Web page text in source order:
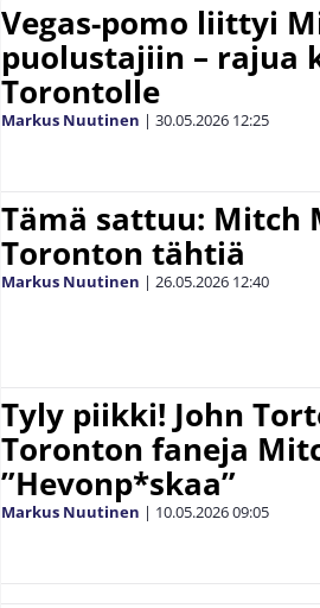
Vegas-pomo liittyi
puolustajiin – rajua
Torontolle
Markus Nuutinen | 30.05.2026 12:25
Tämä sattuu: Mitch
Toronton tähtiä
Markus Nuutinen | 26.05.2026 12:40
Tyly piikki! John
Toronton faneja
”Hevonp*skaa”
Markus Nuutinen | 10.05.202609:05